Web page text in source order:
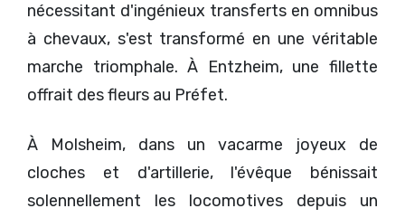
nécessitant d'ingénieux transferts en omnibus
à chevaux, s'est transformé en une véritable
marche triomphale. À Entzheim, une fillette
offrait des fleurs au Préfet.
À Molsheim, dans un vacarme joyeux de
cloches et d'artillerie, l'évêque bénissait
solennellement les locomotives depuis un